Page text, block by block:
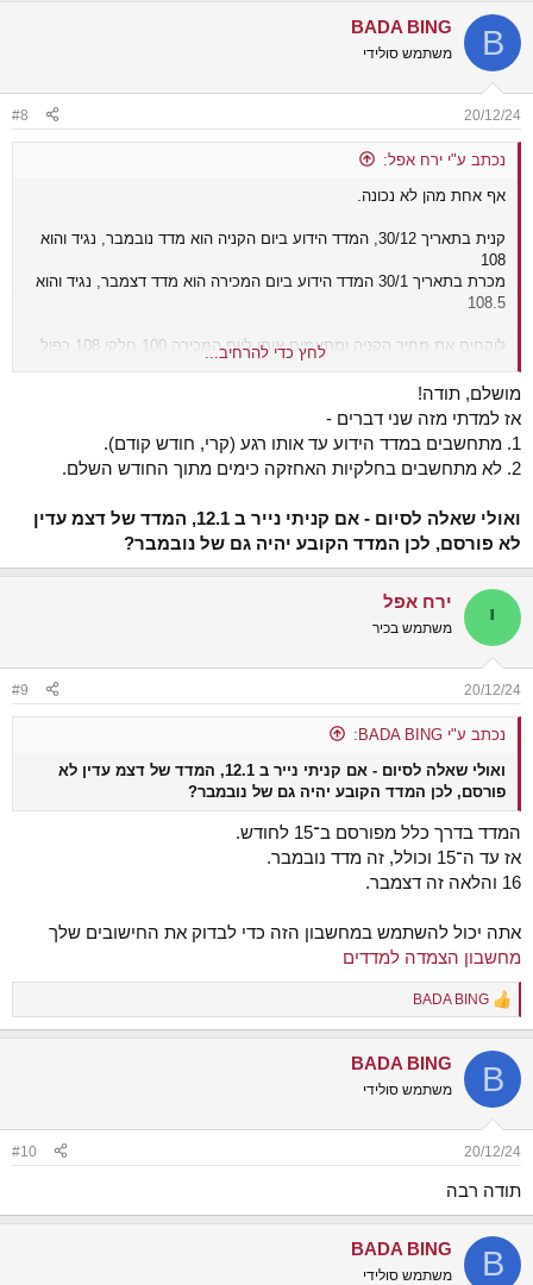
c
i
s
:
B
BADA BING
משתמש סולידי
20/12/24
#8
נכתב ע"י ירח אפל:
אף אחת מהן לא נכונה.
קנית בתאריך 30/12, המדד הידוע ביום הקניה הוא מדד נובמבר, נגיד והוא
108
מכרת בתאריך 30/1 המדד הידוע ביום המכירה הוא מדד דצמבר, נגיד והוא
108.5
לוקחים את מחיר הקניה ומתאמים אותו ליום המכירה 100 חלקי 108 כפול
וזו עלות מתואמת
110 פחות 100.46 = 9.54₪
לחץ כדי להרחיב...
מושלם, תודה!
אז למדתי מזה שני דברים -
1. מתחשבים במדד הידוע עד אותו רגע (קרי, חודש קודם).
2. לא מתחשבים בחלקיות האחזקה כימים מתוך החודש השלם.
ואולי שאלה לסיום - אם קניתי נייר ב 12.1, המדד של דצמ עדין
לא פורסם, לכן המדד הקובע יהיה גם של נובמבר?
י ירח אפל
משתמש בכיר
20/12/24
#9
נכתב ע"י BADA BING:
ואולי שאלה לסיום - אם קניתי נייר ב 12.1, המדד של דצמ עדין לא
פורסם, לכן המדד הקובע יהיה גם של נובמבר?
המדד בדרך כלל מפורסם ב־15 לחודש.
אז עד ה־15 וכולל, זה מדד נובמבר.
16 והלאה זה דצמבר.
אתה יכול להשתמש במחשבון הזה כדי לבדוק את החישובים שלך
מחשבון הצמדה למדדים
R
e
c
i
s
BADA BING
B
BADA BING
משתמש סולידי
20/12/24
#10
תודה רבה
B
BADA BING
משתמש סולידי